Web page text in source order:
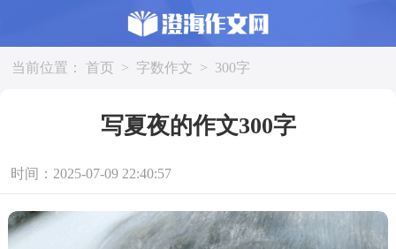
当前位置： 首页 > 字数作文 > 300字
写夏夜的作文300字
时间：2025-07-09 22:40:57